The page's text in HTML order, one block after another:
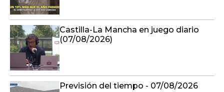
Castilla-La Mancha en juego diario
(07/08/2026)
Previsión del tiempo - 07/08/2026